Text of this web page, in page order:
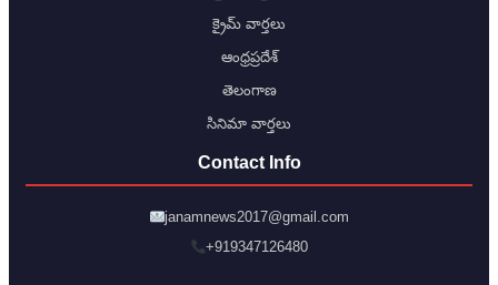
క్రైమ్ వార్తలు
ఆంధ్రప్రదేశ్
తెలంగాణ
సినిమా వార్తలు
Contact Info
janamnews2017@gmail.com
+919347126480